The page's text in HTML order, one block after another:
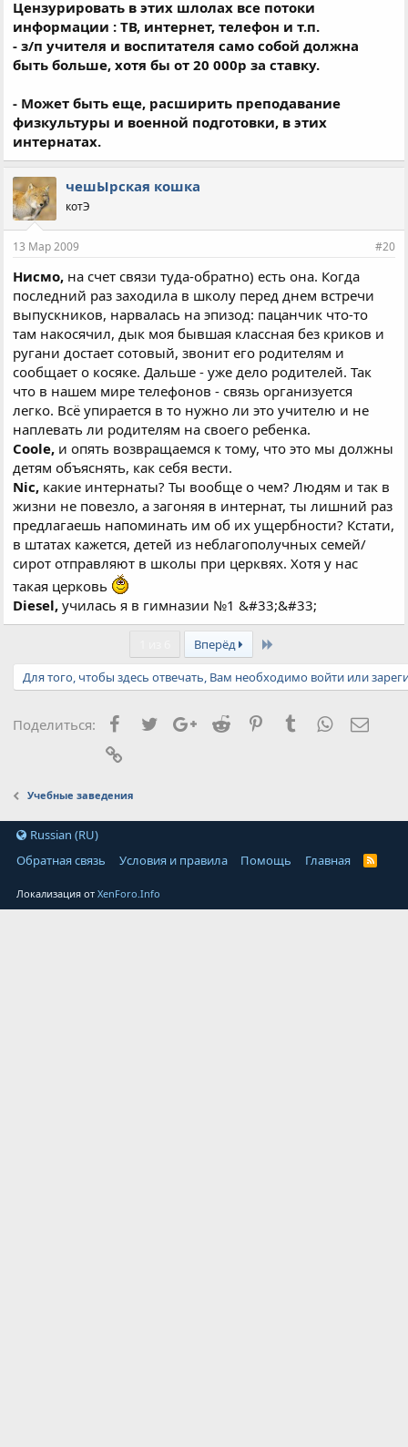
Цензурировать в этих шлолах все потоки
информации : ТВ, интернет, телефон и т.п.
- з/п учителя и воспитателя само собой должна
быть больше, хотя бы от 20 000р за ставку.
- Может быть еще, расширить преподавание
физкультуры и военной подготовки, в этих
интернатах.
чешЫрская кошка
котЭ
13 Мар 2009 #20
Нисмо, на счет связи туда-обратно) есть она. Когда
последний раз заходила в школу перед днем встречи
выпускников, нарвалась на эпизод: пацанчик что-то
там накосячил, дык моя бывшая классная без криков и
ругани достает сотовый, звонит его родителям и
сообщает о косяке. Дальше - уже дело родителей. Так
что в нашем мире телефонов - связь организуется
легко. Всё упирается в то нужно ли это учителю и не
наплевать ли родителям на своего ребенка.
Coole, и опять возвращаемся к тому, что это мы должны
детям объяснять, как себя вести.
Nic, какие интернаты? Ты вообще о чем? Людям и так в
жизни не повезло, а загоняя в интернат, ты лишний раз
предлагаешь напоминать им об их ущербности? Кстати,
в штатах кажется, детей из неблагополучных семей/
сирот отправляют в школы при церквях. Хотя у нас
такая церковь
Diesel,училась я в гимназии №1 &#33;&#33;
Вперёд Last
Для того, чтобы здесь отвечать, Вам необходимо войти или
Поделиться: Facebook
TwitterGoogle+
Reddit PinterestTumblrWhatsApp
Учебные заведения
Russian (RU)
Обратная связь
Условия и правила Помощь Главная
Локализация отXenForo.Info